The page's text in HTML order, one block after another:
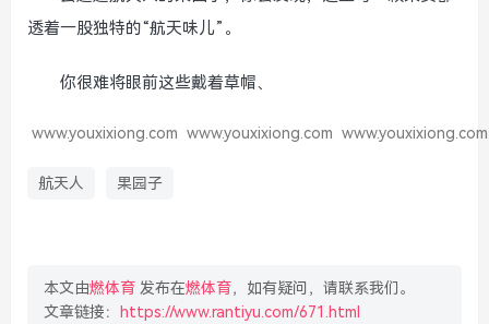
透着一股独特的“航天味儿”。
你很难将眼前这些戴着草帽、
www.youxixiong.com www.youxixiong.com www.youxixiong.com
航天人 果园子
本文由燃体育 发布在燃体育，如有疑问，请联系我们。
文章链接：
https://www.rantiyu.com/671.html